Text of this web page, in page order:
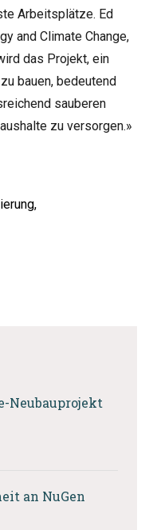
Arbeitsplätze. Ed
and Climate Change,
das Projekt, ein
bauen, bedeutend
sauberen
zu versorgen.»
Neubauprojekt
an NuGen